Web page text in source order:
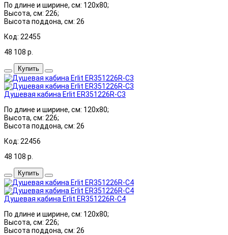
По длине и ширине, см: 120x80;
Высота, см: 226;
Высота поддона, см: 26
Код: 22455
48 108 р.
Купить
Душевая кабина Erlit ER351226R-C3
По длине и ширине, см: 120x80;
Высота, см: 226;
Высота поддона, см: 26
Код: 22456
48 108 р.
Купить
Душевая кабина Erlit ER351226R-C4
По длине и ширине, см: 120x80;
Высота, см: 226;
Высота поддона, см: 26